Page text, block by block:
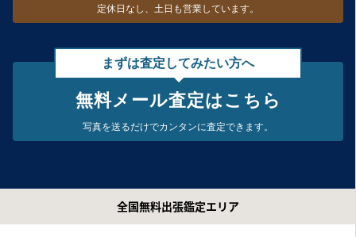
定休日なし、 土日も営業しています。
まずは査定してみたい方へ
無料メール査定はこちら
写真を送るだけでカンタンに査定できます。
全国無料出張鑑定エリア